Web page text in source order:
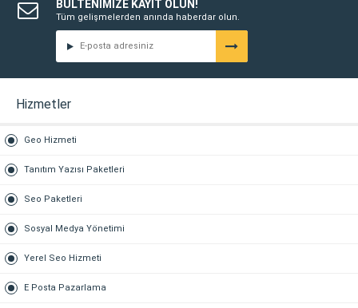
BÜLTENİMİZE KAYIT OLUN!
Tüm gelişmelerden anında haberdar olun.
Hizmetler
Geo Hizmeti
Tanıtım Yazısı Paketleri
Seo Paketleri
Sosyal Medya Yönetimi
Yerel Seo Hizmeti
E Posta Pazarlama